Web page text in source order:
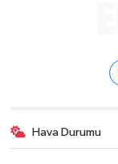
Hava Durumu